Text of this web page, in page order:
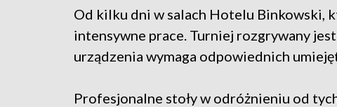
Od kilku dni w salach Hotelu Binkowski,
intensywne prace. Turniej rozgrywany
urządzenia wymaga odpowiednich
Profesjonalne stoły w odróżnieniu od